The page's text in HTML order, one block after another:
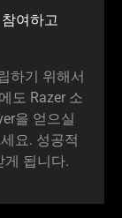
여하고
하기 위해서
도 Razer 소
을 얻으실
요. 성공적
게 됩니다.